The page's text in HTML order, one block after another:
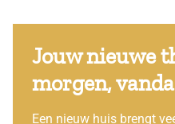
Jouw nieuwe
morgen,
Een nieuw huis brengt